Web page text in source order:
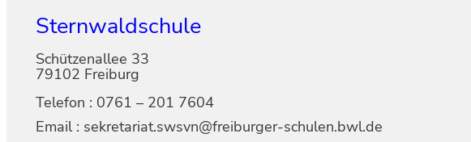
Sternwaldschule
Schützenallee 33
79102 Freiburg
Telefon : 0761 – 201 7604
Email : sekretariat.swsvn@freiburger-schulen.bwl.de